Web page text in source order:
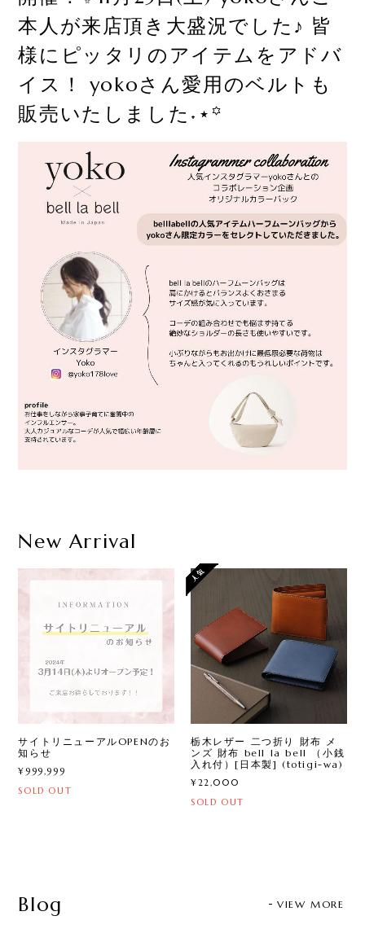
本人が来店頂き大盛況でした♪ 皆
様にピッタリのアイテムをアドバ
イス！ yokoさん愛用のベルトも
販売いたしました˖⋆꙳
New Arrival
サイトリニューアルOPENのお
知らせ
¥999,999
SOLD OUT
栃木レザー 二つ折り 財布 メ
ンズ 財布 bell la bell （小銭
入れ付）[日本製] (totigi-wa)
¥22,000
SOLD OUT
Blog VIEW MORE